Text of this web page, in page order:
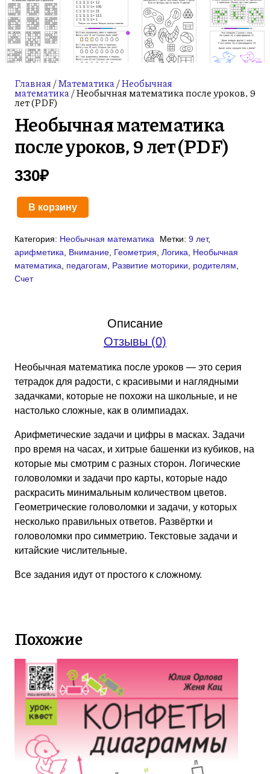
Главная/Математика/Необычная
математика/ Необычная математика после уроков, 9
лет (PDF)
Необычная математика
после уроков, 9 лет (PDF)
330₽
Количество
Необычная
математика
после
В корзину
Категория: Необычная математика Метки: 9 лет,
арифметика
Внимание Геометрия Логика
Необычная
математика
педагогам Развитие моторики родителям
Счет
Описание
Отзывы (0)
Необычная математика после уроков — это серия
тетрадок для радости, с красивыми и наглядными
задачками, которые не похожи на школьные, и не
настолько сложные, как в олимпиадах.
Арифметические задачи и цифры в масках. Задачи
про время на часах, и хитрые башенки из кубиков, на
которые мы смотрим с разных сторон. Логические
головоломки и задачи про карты, которые надо
раскрасить минимальным количеством цветов.
Геометрические головоломки и задачи, у которых
несколько правильных ответов. Развёртки и
головоломки про симметрию. Текстовые задачи и
китайские числительные.
Все задания идут от простого к сложному.
Похожие